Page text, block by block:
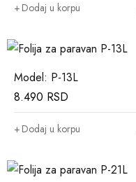
Dodaj u korpu
Model: P-13L
8.490 RSD
Dodaj u korpu